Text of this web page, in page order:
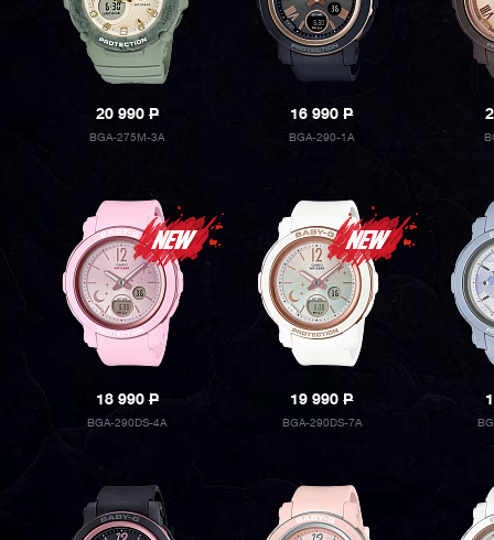
20 990P
BGA-275M-3A
16 990P
BGA-290-1A
18 990P
BGA-290DS-4A
19 990P
BGA-290DS-7A